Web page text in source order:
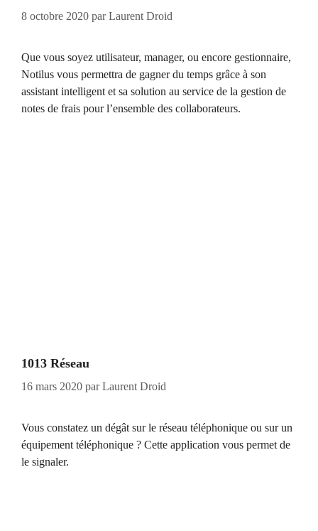
8 octobre 2020 parLaurent Droid
Que vous soyez utilisateur, manager, ou encore gestionnaire,
Notilus vous permettra de gagner du temps grâce à son
assistant intelligent et sa solution au service de la gestion de
notes de frais pour l’ensemble des collaborateurs.
1013 Réseau
16 mars 2020 parLaurent Droid
Vous constatez un dégât sur le réseau téléphonique ou sur un
équipement téléphonique ? Cette application vous permet de
le signaler.